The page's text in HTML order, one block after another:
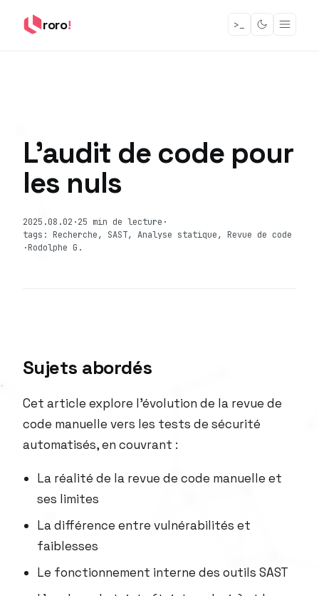
roro! >_
L'audit de code pour
les nuls
2025.08.02 ·25 min de lecture ·
tags: Recherche, SAST, Analyse statique, Revue de code
·Rodolphe G.
Sujets abordés
Cet article explore l’évolution de la revue de
code manuelle vers les tests de sécurité
automatisés, en couvrant :
La réalité de la revue de code manuelle et
ses limites
La différence entre vulnérabilités et
faiblesses
Le fonctionnement interne des outils SAST